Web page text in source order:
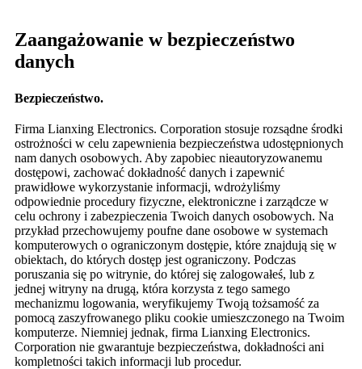
Zaangażowanie w bezpieczeństwo
danych
Bezpieczeństwo.
Firma Lianxing Electronics. Corporation stosuje rozsądne środki
ostrożności w celu zapewnienia bezpieczeństwa udostępnionych
nam danych osobowych. Aby zapobiec nieautoryzowanemu
dostępowi, zachować dokładność danych i zapewnić
prawidłowe wykorzystanie informacji, wdrożyliśmy
odpowiednie procedury fizyczne, elektroniczne i zarządcze w
celu ochrony i zabezpieczenia Twoich danych osobowych. Na
przykład przechowujemy poufne dane osobowe w systemach
komputerowych o ograniczonym dostępie, które znajdują się w
obiektach, do których dostęp jest ograniczony. Podczas
poruszania się po witrynie, do której się zalogowałeś, lub z
jednej witryny na drugą, która korzysta z tego samego
mechanizmu logowania, weryfikujemy Twoją tożsamość za
pomocą zaszyfrowanego pliku cookie umieszczonego na Twoim
komputerze. Niemniej jednak, firma Lianxing Electronics.
Corporation nie gwarantuje bezpieczeństwa, dokładności ani
kompletności takich informacji lub procedur.